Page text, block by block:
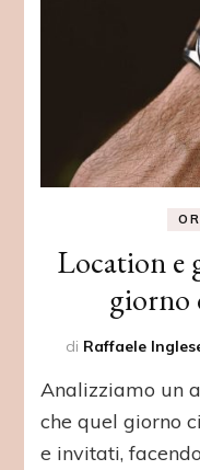
Location e
giorno
di Raffaele
Analizziamo un
che quel giorno
e invitati,